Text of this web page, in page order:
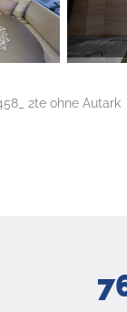
2te ohne Autark